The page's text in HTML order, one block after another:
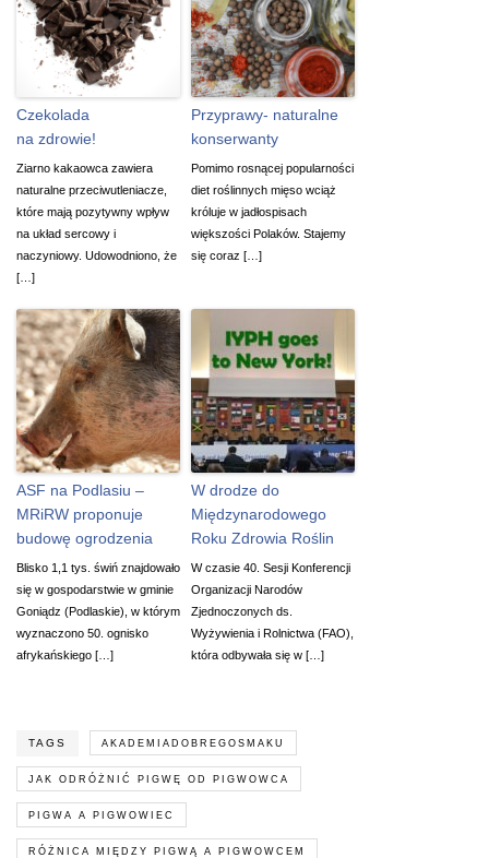
Czekolada
na zdrowie!
Ziarno kakaowca zawiera
naturalne przeciwutleniacze,
które mają pozytywny wpływ
na układ sercowy i
naczyniowy. Udowodniono, że
[…]
Przyprawy- naturalne
konserwanty
Pomimo rosnącej popularności
diet roślinnych mięso wciąż
króluje w jadłospisach
większości Polaków. Stajemy
się coraz […]
ASF na Podlasiu –
MRiRW proponuje
budowę ogrodzenia
Blisko 1,1 tys. świń znajdowało
się w gospodarstwie w gminie
Goniądz (Podlaskie), w którym
wyznaczono 50. ognisko
afrykańskiego […]
W drodze do
Międzynarodowego
Roku Zdrowia Roślin
W czasie 40. Sesji Konferencji
Organizacji Narodów
Zjednoczonych ds.
Wyżywienia i Rolnictwa (FAO),
która odbywała się w […]
TAGS AKADEMIADOBREGOSMAKU
JAK ODRÓŻNIĆ PIGWĘ OD PIGWOWCA
PIGWA A PIGWOWIEC
RÓŻNICA MIĘDZY PIGWĄ A PIGWOWCEM